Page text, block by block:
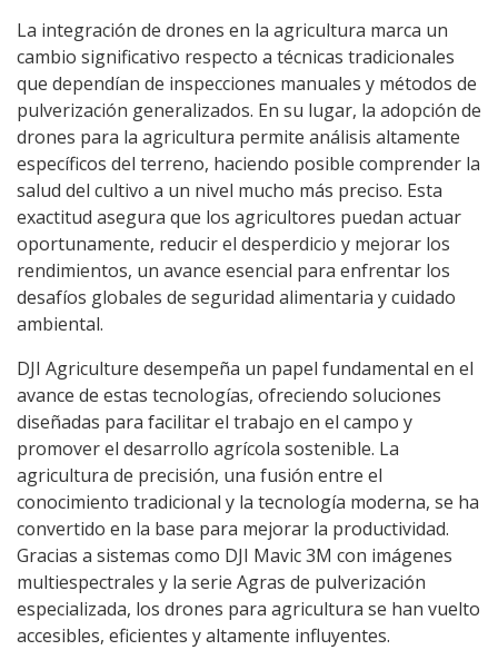
La integración de drones en la agricultura marca un
cambio significativo respecto a técnicas tradicionales
que dependían de inspecciones manuales y métodos de
pulverización generalizados. En su lugar, la adopción de
drones para la agricultura permite análisis altamente
específicos del terreno, haciendo posible comprender la
salud del cultivo a un nivel mucho más preciso. Esta
exactitud asegura que los agricultores puedan actuar
oportunamente, reducir el desperdicio y mejorar los
rendimientos, un avance esencial para enfrentar los
desafíos globales de seguridad alimentaria y cuidado
ambiental.
DJI Agriculture desempeña un papel fundamental en el
avance de estas tecnologías, ofreciendo soluciones
diseñadas para facilitar el trabajo en el campo y
promover el desarrollo agrícola sostenible. La
agricultura de precisión, una fusión entre el
conocimiento tradicional y la tecnología moderna, se ha
convertido en la base para mejorar la productividad.
Gracias a sistemas como DJI Mavic 3M con imágenes
multiespectrales y la serie Agras de pulverización
especializada, los drones para agricultura se han vuelto
accesibles, eficientes y altamente influyentes.